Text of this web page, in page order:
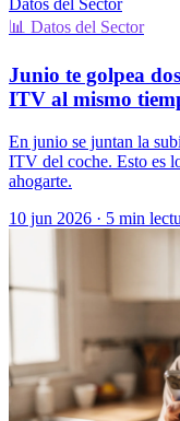
📊 Datos del Sector
Junio te golpea
ITV al mismo
En junio se juntan la
ITV del coche. Esto es
ahogarte.
10 jun 2026 · 5 min